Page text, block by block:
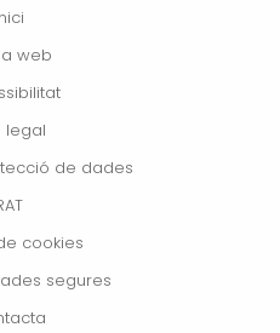
web
legal
de dades
cookies
segures